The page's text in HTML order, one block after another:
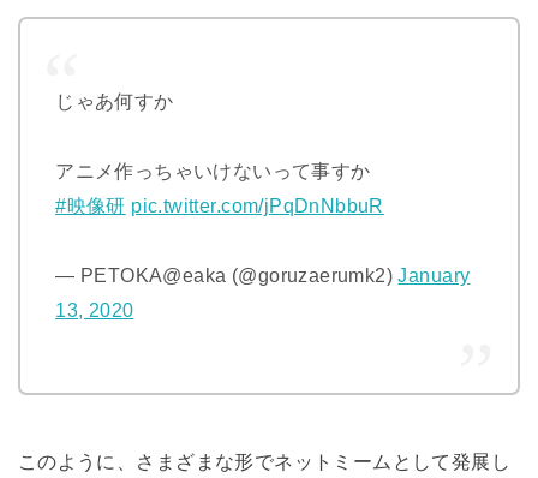
じゃあ何すか
アニメ作っちゃいけないって事すか
#映像研 pic.twitter.com/jPqDnNbbuR
— PETOKA@eaka (@goruzaerumk2)January
13, 2020
このように、さまざまな形でネットミームとして発展し